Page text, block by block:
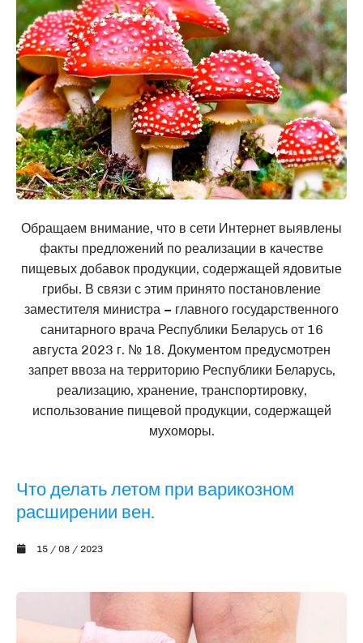
Обращаем внимание, что в сети Интернет выявлены
факты предложений по реализации в качестве
пищевых добавок продукции, содержащей ядовитые
грибы. В связи с этим принято постановление
заместителя министра – главного государственного
санитарного врача Республики Беларусь от 16
августа 2023 г. № 18. Документом предусмотрен
запрет ввоза на территорию Республики Беларусь,
реализацию, хранение, транспортировку,
использование пищевой продукции, содержащей
мухоморы.
Что делать летом при варикозном
расширении вен.
15 / 08 / 2023